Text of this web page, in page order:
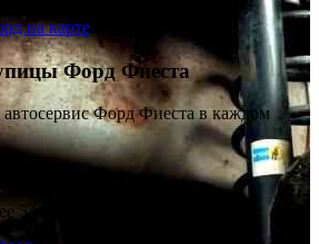
на карте
Форд Фиеста
автосервис Форд Фиеста в каждом
Форд
Ford Motor Company
54 тыс. постоянных клиентов